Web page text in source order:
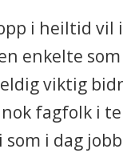
i heiltid vil
enkelte
viktig
fagfolk i
som i dag